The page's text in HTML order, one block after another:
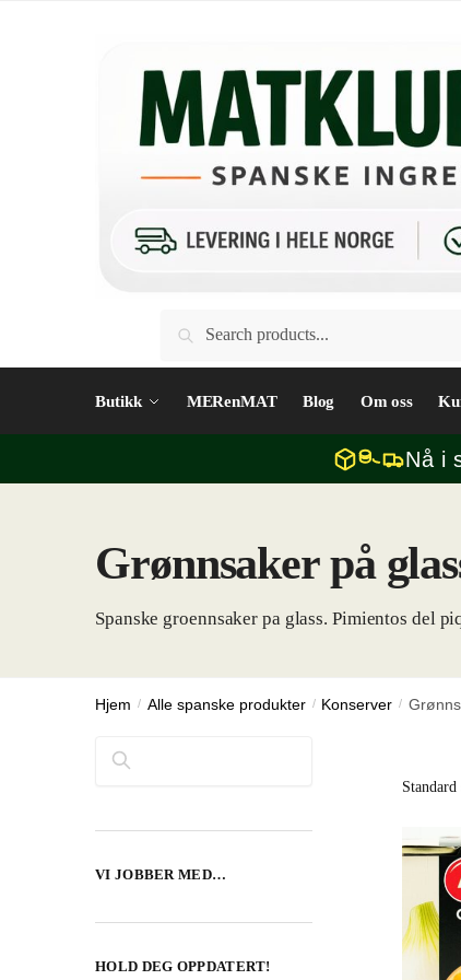
Søk
Søk
Butikk MERenMAT Blog Om oss
Nå i
Grønnsaker på
Spanske groennsaker pa glass. Pimientos del
Hjem / Alle spanske produkter / Konserver /
Søk
VI JOBBER MED…
HOLD DEG OPPDATERT!